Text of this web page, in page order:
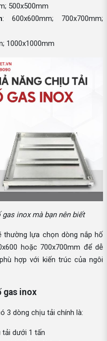
500x500mm
: 600x600mm; 700x700mm;
1000x1000mm
inox mà bạn nên biết
thường lựa chọn dòng nắp hố
hoặc 700x700mm để dễ
hợp với kiến trúc của ngôi
gas inox
3 dòng chịu tải chính là:
tải dưới 1 tấn